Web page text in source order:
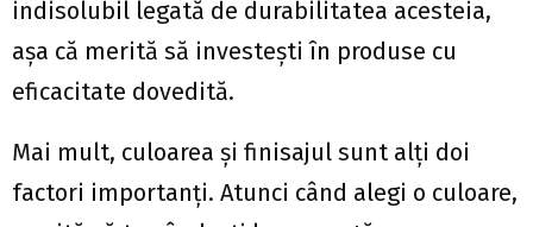
indisolubil legată de durabilitatea acesteia,
așa că merită să investești în produse cu
eficacitate dovedită.
Mai mult, culoarea și finisajul sunt alți doi
factori importanți. Atunci când alegi o culoare,